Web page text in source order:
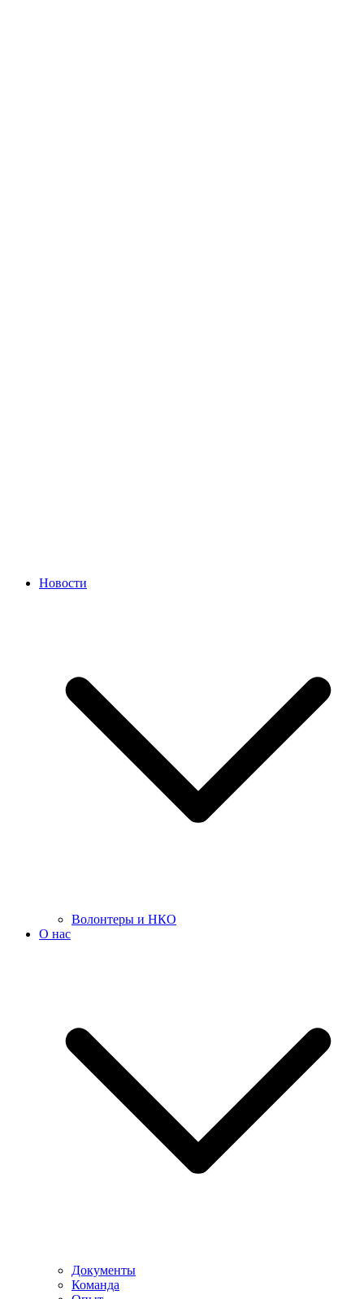
Новости
Волонтеры и НКО
О нас
Документы
Команда